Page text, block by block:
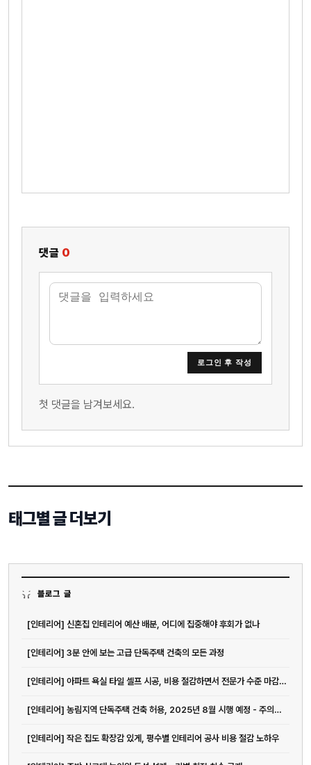
블로그 글
[인테리어] 신혼집 인테리어 예산 배분, 어디에 집중해야 후회가 없나
[인테리어] 3분 안에 보는 고급 단독주택 건축의 모든 과정
[인테리어] 아파트 욕실 타일 셀프 시공, 비용 절감하면서 전문가 수준 마감하는 방법
[인테리어] 농림지역 단독주택 건축 허용, 2025년 8월 시행 예정 - 주의사...
[인테리어] 작은 집도 확장감 있게, 평수별 인테리어 공사 비용 절감 노하우
댓글 0
로그인 후 작성
첫 댓글을 남겨보세요.
태그별 글 더보기